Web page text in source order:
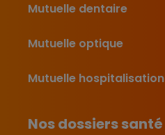
Mutuelle dentaire
Mutuelle optique
Mutuelle hospitalisation
Nos dossiers santé